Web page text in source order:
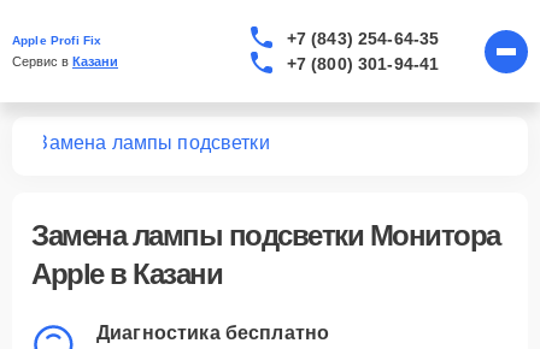
Apple Profi Fix
Сервис в Казани
+7 (843) 254-64-35
+7 (800) 301-94-41
Замена лампы подсветки
Замена лампы подсветки Монитора
Apple в Казани
Диагностика бесплатно